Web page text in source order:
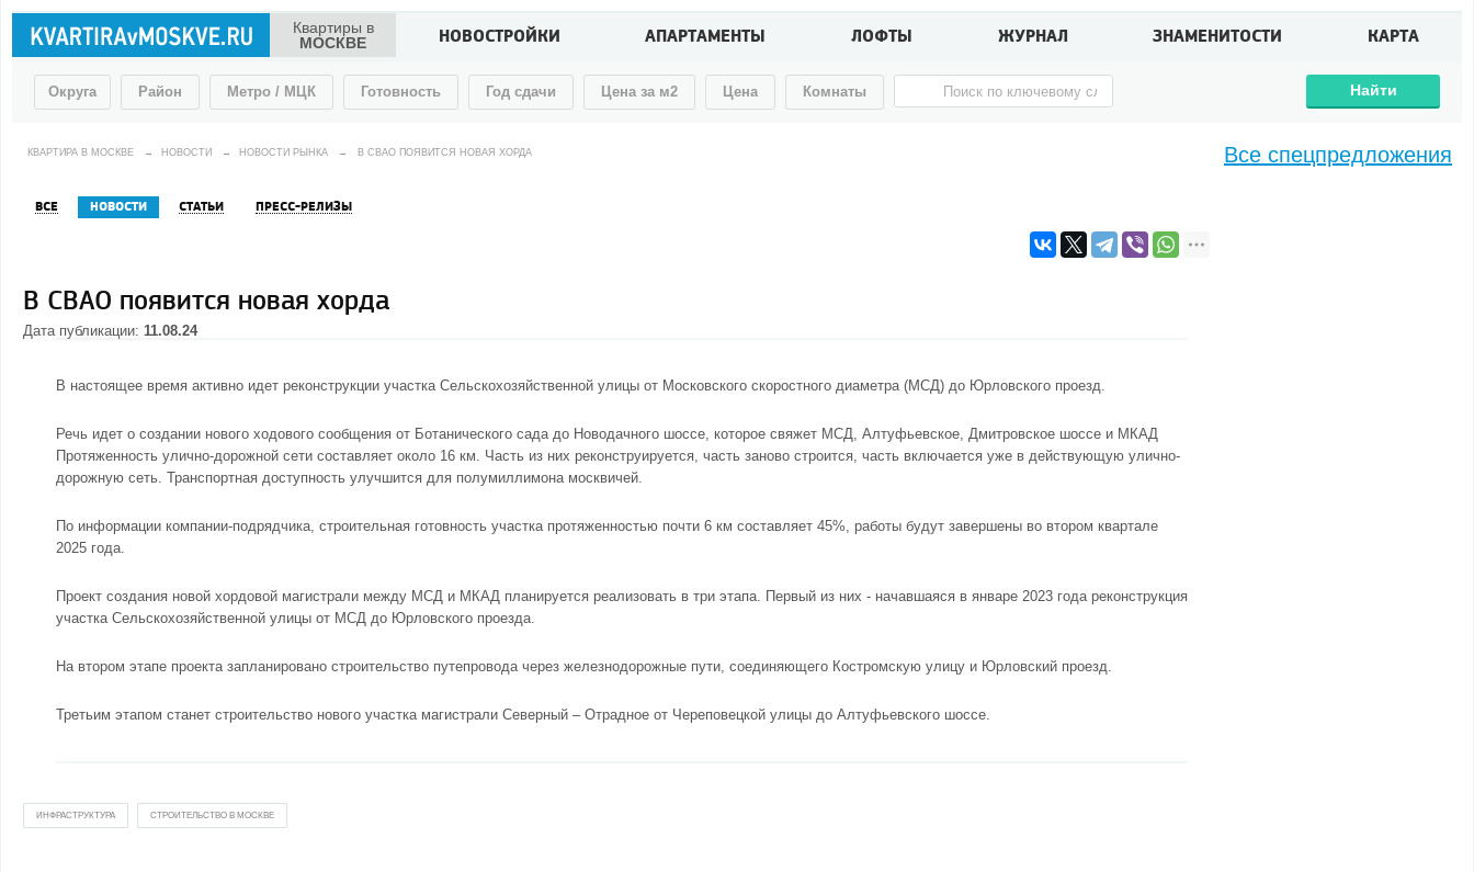
Квартиры в
МОСКВЕ
НОВОСТРОЙКИ АПАРТАМЕНТЫ ЛОФТЫ ЖУРНАЛ ЗНАМЕНИТОСТИ КАРТА
Округа Район Метро / МЦК Готовность Год сдачи Цена за м2 Цена Комнаты Найти
КВАРТИРА В МОСКВЕ → НОВОСТИ → НОВОСТИ РЫНКА → В СВАО ПОЯВИТСЯ НОВАЯ ХОРДА
ВСЕ НОВОСТИ СТАТЬИ ПРЕСС-РЕЛИЗЫ
В СВАО появится новая хорда
Дата публикации: 11.08.24
В настоящее время активно идет реконструкции участка Сельскохозяйственной улицы от Московского скоростного диаметра (МСД) до Юрловского проезд.
Речь идет о создании нового ходового сообщения от Ботанического сада до Новодачного шоссе, которое свяжет МСД, Алтуфьевское, Дмитровское шоссе и МКАД
Протяженность улично-дорожной сети составляет около 16 км. Часть из них реконструируется, часть заново строится, часть включается уже в действующую улично-
дорожную сеть. Транспортная доступность улучшится для полумиллимона москвичей.
По информации компании-подрядчика, строительная готовность участка протяженностью почти 6 км составляет 45%, работы будут завершены во втором квартале
2025 года.
Проект создания новой хордовой магистрали между МСД и МКАД планируется реализовать в три этапа. Первый из них - начавшаяся в январе 2023 года реконструкция
участка Сельскохозяйственной улицы от МСД до Юрловского проезда.
На втором этапе проекта запланировано строительство путепровода через железнодорожные пути, соединяющего Костромскую улицу и Юрловский проезд.
Третьим этапом станет строительство нового участка магистрали Северный – Отрадное от Череповецкой улицы до Алтуфьевского шоссе.
ИНФРАСТРУКТУРА СТРОИТЕЛЬСТВО В МОСКВЕ
Все спецпредложения